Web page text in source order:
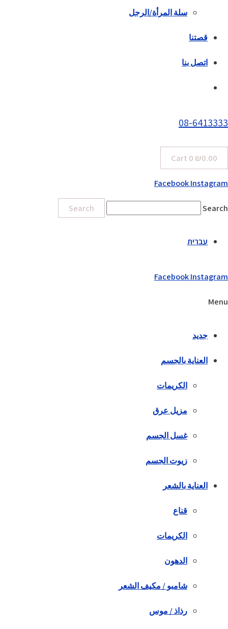
سلة المرأة/الرجل
قصتنا
اتصل بنا
08-6413333
₪0.00
0
Cart
FacebookInstagram
Search
Search
עברית
FacebookInstagram
Menu
جديد
العناية بالجسم
الكريمات
مزيل عرق
غسل الجسم
زيوت الجسم
العناية بالشعر
قناع
الكريمات
الدهون
شامبو / مكيف الشعر
رذاذ / موس